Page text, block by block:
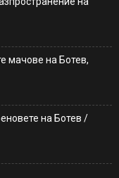
мачове на Ботев,
на Ботев /